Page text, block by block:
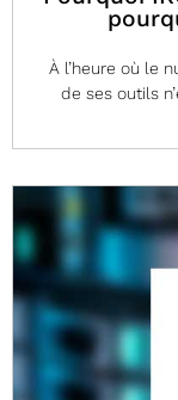
À l’heure où le
de ses outils